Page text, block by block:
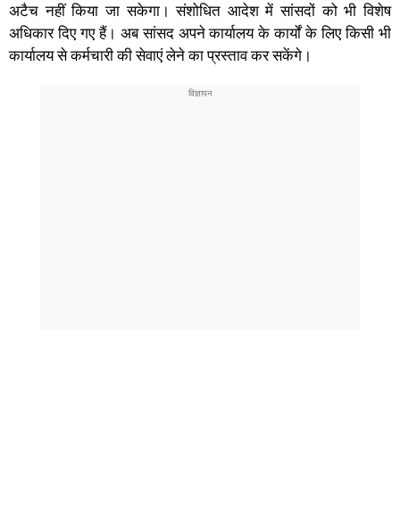
अटैच नहीं किया जा सकेगा। संशोधित आदेश में सांसदों को भी विशेष
अधिकार दिए गए हैं। अब सांसद अपने कार्यालय के कार्यों के लिए किसी भी
कार्यालय से कर्मचारी की सेवाएं लेने का प्रस्ताव कर सकेंगे।